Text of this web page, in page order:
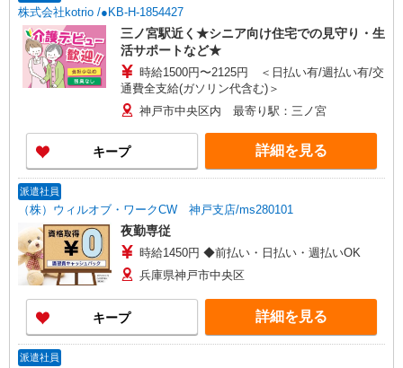
株式会社kotrio /●KB-H-1854427
三ノ宮駅近く★シニア向け住宅での見守り・生
活サポートなど★
時給1500円〜2125円 ＜日払い有/週払い有/交
通費全支給(ガソリン代含む)＞
神戸市中央区内 最寄り駅：三ノ宮
キープ 詳細を見る
派遣社員
（株）ウィルオブ・ワークCW 神戸支店/ms280101
夜勤専従
時給1450円 ◆前払い・日払い・週払いOK
兵庫県神戸市中央区
キープ 詳細を見る
派遣社員